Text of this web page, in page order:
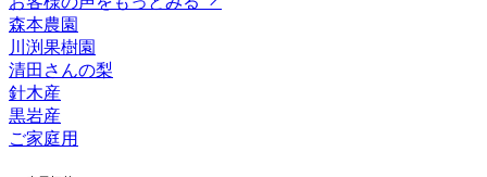
森本農園
川渕果樹園
清田さんの梨
針木産
黒岩産
ご家庭用